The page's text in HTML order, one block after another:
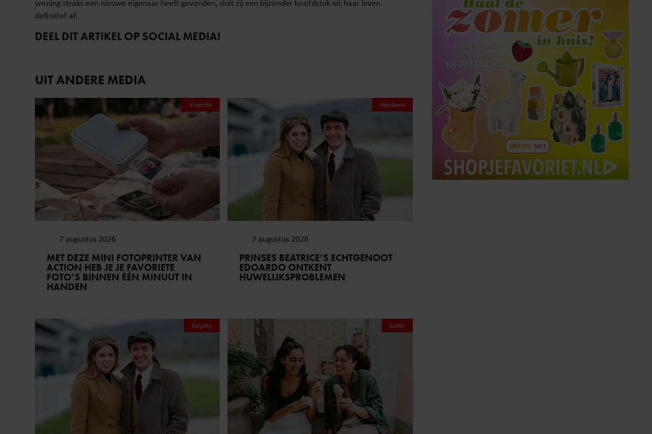
woning straks een nieuwe eigenaar heeft gevonden, sluit zij een bijzonder hoofdstuk uit haar leven
definitief af.
DEEL DIT ARTIKEL OP SOCIAL MEDIA!
UIT ANDERE MEDIA
Vriendin
7 augustus 2026
MET DEZE MINI FOTOPRINTER VAN
ACTION HEB JE JE FAVORIETE
FOTO’S BINNEN ÉÉN MINUUT IN
HANDEN
Weekend
7 augustus 2026
PRINSES BEATRICE’S ECHTGENOOT
EDOARDO ONTKENT
HUWELIJKSPROBLEMEN
Royalty Sante